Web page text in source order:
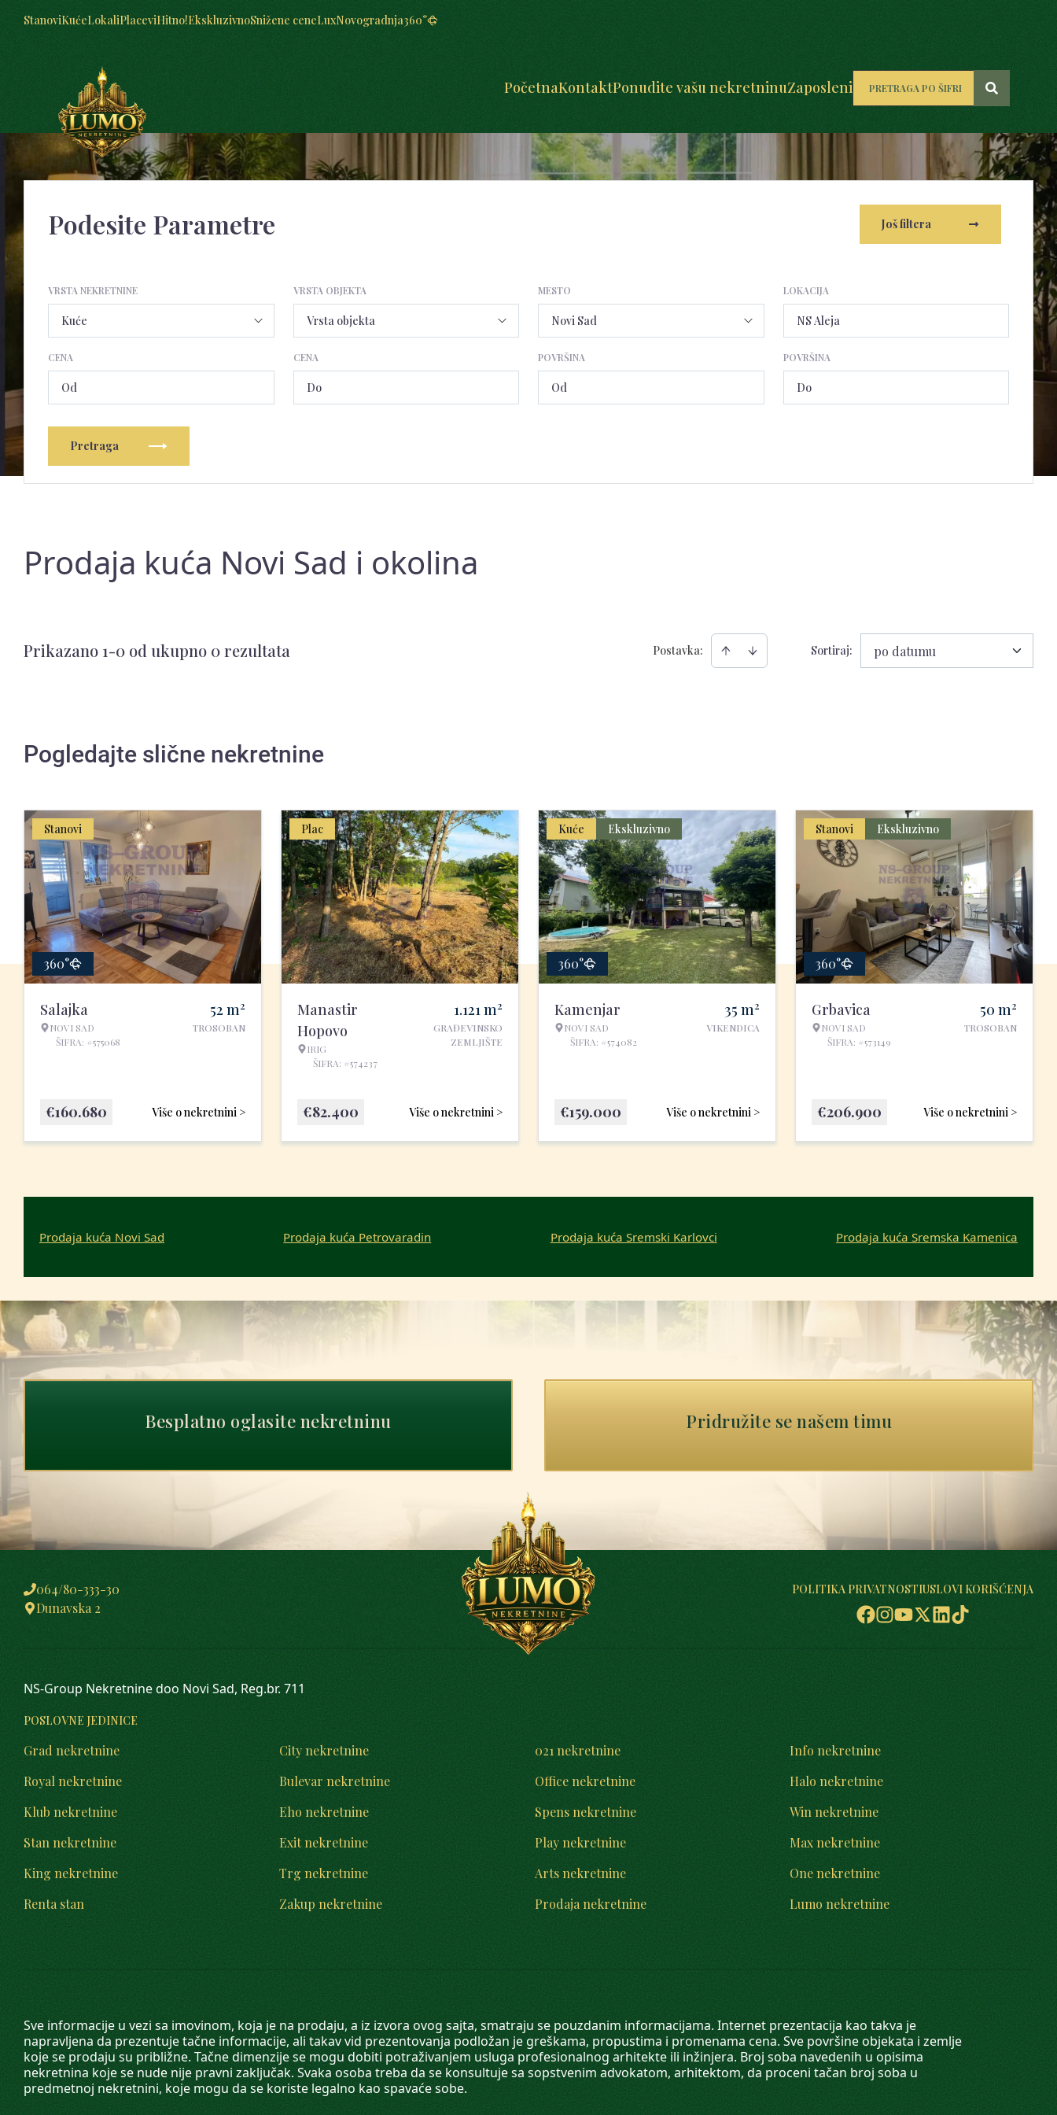
StanoviKućeLokaliPlaceviHitno!EkskluzivnoSnižene ceneLuxNovogradnja360°
PočetnaKontaktPonudite vašu nekretninuZaposleni
Podesite Parametre Još filtera
VRSTA NEKRETNINE VRSTA OBJEKTA MESTO LOKACIJA
NS Aleja
CENA CENA POVRŠINA POVRŠINA
Pretraga
Prodaja kuća Novi Sad i okolina
Prikazano 1-0 od ukupno 0 rezultata Postavka: Sortiraj: po datumu
Pogledajte slične nekretnine
Stanovi
360°
Salajka
NOVI SAD
ŠIFRA: #575068
52 m2
TROSOBAN
Više o nekretnini >
€160.680
Plac
Manastir
Hopovo
IRIG
ŠIFRA: #574237
1.121m2
GRAĐEVINSKO
ZEMLJIŠTE
Više o nekretnini >
€82.400
Kuće Ekskluzivno
360°
Kamenjar
NOVI SAD
ŠIFRA: #574082
35 m2
VIKENDICA
Više o nekretnini >
€159.000
Stanovi Ekskluzivno
360°
Grbavica
NOVI SAD
ŠIFRA: #573149
50 m2
TROSOBAN
Više o nekretnini >
€206.900
Prodaja kuća Novi Sad Prodaja kuća Petrovaradin Prodaja kuća Sremski Karlovci Prodaja kuća Sremska Kamenica
Besplatno oglasite nekretninu Pridružite se našem timu
064/80-333-30
Dunavska 2
POLITIKA PRIVATNOSTIUSLOVI KORIŠĆENJA
Sve informacije u vezi sa imovinom, koja je na prodaju, a iz izvora ovog sajta, smatraju se pouzdanim informacijama. Internet prezentacija kao takva je
napravljena da prezentuje tačne informacije, ali takav vid prezentovanja podložan je greškama, propustima i promenama cena. Sve površine objekata i zemlje
koje se prodaju su približne. Tačne dimenzije se mogu dobiti potraživanjem usluga profesionalnog arhitekte ili inžinjera. Broj soba navedenih u opisima
nekretnina koje se nude nije pravni zaključak. Svaka osoba treba da se konsultuje sa sopstvenim advokatom, arhitektom, da proceni tačan broj soba u
predmetnoj nekretnini, koje mogu da se koriste legalno kao spavaće sobe.
NS-Group Nekretnine doo Novi Sad, Reg.br. 711
POSLOVNE JEDINICE
Grad nekretnine City nekretnine 021 nekretnine
Info nekretnine
Royal nekretnine
Bulevar nekretnine Office nekretnine
Halo nekretnine
Klub nekretnine
Eho nekretnine Spens nekretnine
Win nekretnine
Stan nekretnine
Exit nekretnine Play nekretnine
Max nekretnine
King nekretnine
Trg nekretnine Arts nekretnine
One nekretnine
Renta stan
Zakup nekretnine Prodaja nekretnine Lumo nekretnine